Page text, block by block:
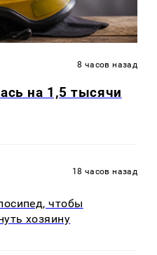
8 часов назад
на 1,5 тысячи
18 часов назад
чтобы
хозяину